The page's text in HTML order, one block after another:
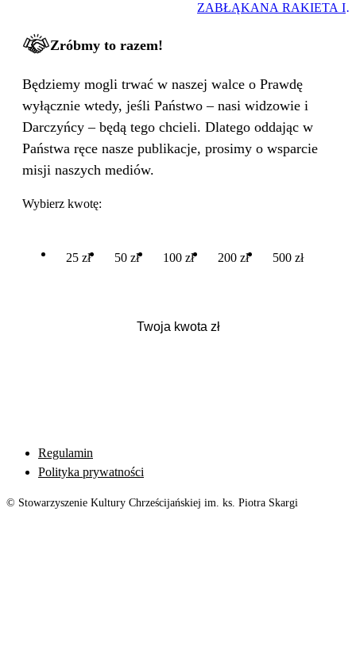
ZABŁĄKANA RAKIETA I
Zróbmy to razem!
Będziemy mogli trwać w naszej walce o Prawdę
wyłącznie wtedy, jeśli Państwo – nasi widzowie i
Darczyńcy – będą tego chcieli. Dlatego oddając w
Państwa ręce nasze publikacje, prosimy o wsparcie
misji naszych mediów.
Wybierz kwotę:
25 zł 50 zł 100 zł 200 zł 500 zł
Regulamin
Polityka prywatności
© Stowarzyszenie Kultury Chrześcijańskiej im. ks. Piotra Skargi